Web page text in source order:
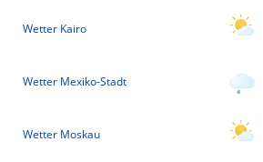
Wetter Kairo
Wetter Mexiko-Stadt
Wetter Moskau